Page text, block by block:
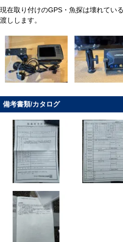
現在取り付けのGPS・魚探は壊れてい
渡しします。
備考書類/カタログ